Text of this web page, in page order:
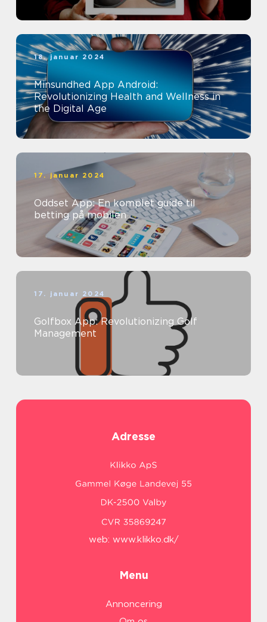
18. januar 2024
Minsundhed App Android:
Revolutionizing Health and Wellness in
the Digital Age
17. januar 2024
Oddset App: En komplet guide til
betting på mobilen
17. januar 2024
Golfbox App: Revolutionizing Golf
Management
Adresse
web: www.klikko.dk/
Menu
Annoncering